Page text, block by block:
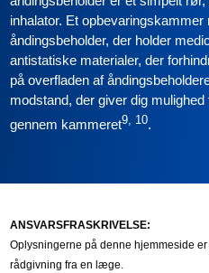
inhalator. Et opbevaringskammer
åndingsbeholder, der holder
antistatiske materialer, der
på overfladen af
modstand, der giver dig
gennem kammeret9, 10.
ANSVARSFRASKRIVELSE:
Oplysningerne på denne hjemmeside
rådgivning fra en læge.